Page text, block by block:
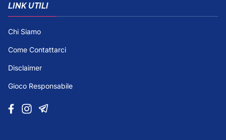
LINK UTILI
Chi Siamo
Come Contattarci
Disclaimer
Gioco Responsabile